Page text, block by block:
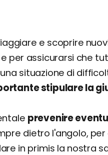
e scoprire
per assicurarsi che
situazione di
stipulare la
prevenire
dietro l'angolo,
in primis la nostra